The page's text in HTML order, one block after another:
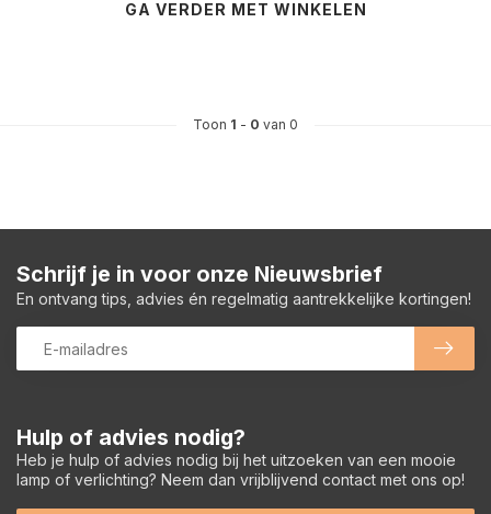
GA VERDER MET WINKELEN
Toon 1 - 0 van 0
Hulp of advies nodig?
Heb je hulp of advies nodig bij het uitzoeken van een mooie
lamp of verlichting? Neem dan vrijblijvend contact met ons op!
Schrijf je in voor onze Nieuwsbrief
En ontvang tips, advies én regelmatig aantrekkelijke kortingen!